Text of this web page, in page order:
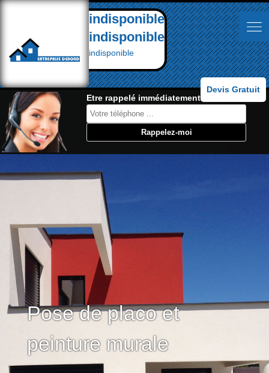
indisponible
indisponible
indisponible
Devis Gratuit
Etre rappelé immédiatement:
Pose de placo et
peinture murale